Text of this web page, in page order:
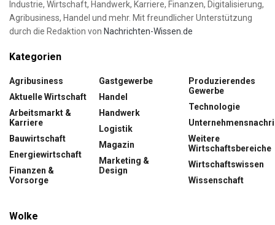
Industrie, Wirtschaft, Handwerk, Karriere, Finanzen, Digitalisierung,
Agribusiness, Handel und mehr. Mit freundlicher Unterstützung
durch die Redaktion von Nachrichten-Wissen.de
Kategorien
Agribusiness
Aktuelle Wirtschaft
Arbeitsmarkt &
Karriere
Bauwirtschaft
Energiewirtschaft
Finanzen &
Vorsorge
Gastgewerbe
Handel
Handwerk
Logistik
Magazin
Marketing &
Design
Produzierendes
Gewerbe
Technologie
Weitere
Wirtschaftsbereiche
Wirtschaftswissen
Wissenschaft
Wolke